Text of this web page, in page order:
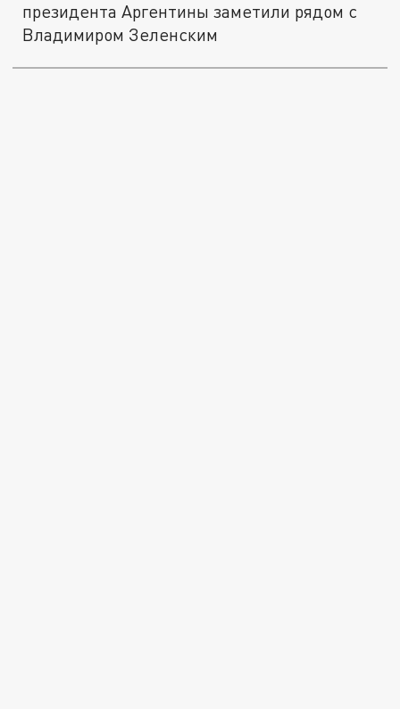
президента Аргентины заметили рядом с
Владимиром Зеленским